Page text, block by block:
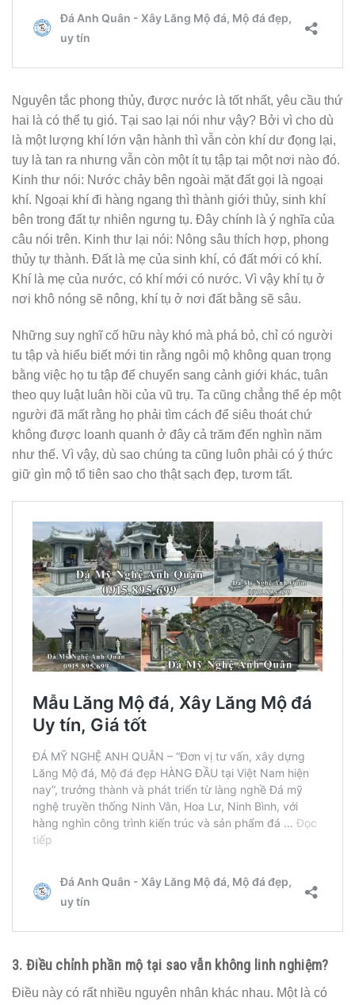
Nguyên tắc phong thủy, được nước là tốt nhất, yêu cầu thứ
hai là có thể tụ gió. Tại sao lại nói như vậy? Bởi vì cho dù
là một lượng khí lớn vận hành thì vẫn còn khí dư đọng lại,
tuy là tan ra nhưng vẫn còn một ít tụ tập tại một nơi nào đó.
Kinh thư nói: Nước chảy bên ngoài mặt đất gọi là ngoại
khí. Ngoại khí đi hàng ngang thì thành giới thủy, sinh khí
bên trong đất tự nhiên ngưng tụ. Đây chính là ý nghĩa của
câu nói trên. Kinh thư lại nói: Nông sâu thích hợp, phong
thủy tự thành. Đất là mẹ của sinh khí, có đất mới có khí.
Khí là mẹ của nước, có khí mới có nước. Vì vậy khí tụ ở
nơi khô nóng sẽ nông, khí tụ ở nơi đất bằng sẽ sâu.
Những suy nghĩ cố hữu này khó mà phá bỏ, chỉ có người
tu tập và hiểu biết mới tin rằng ngôi mộ không quan trọng
bằng việc họ tu tập để chuyển sang cảnh giới khác, tuân
theo quy luật luân hồi của vũ trụ. Ta cũng chẳng thể ép một
người đã mất rằng họ phải tìm cách để siêu thoát chứ
không được loanh quanh ở đây cả trăm đến nghìn năm
như thế. Vì vậy, dù sao chúng ta cũng luôn phải có ý thức
giữ gìn mộ tổ tiên sao cho thật sạch đẹp, tươm tất.
3. Điều chỉnh phần mộ tại sao vẫn không linh nghiệm?
Điều này có rất nhiều nguyên nhân khác nhau. Một là có